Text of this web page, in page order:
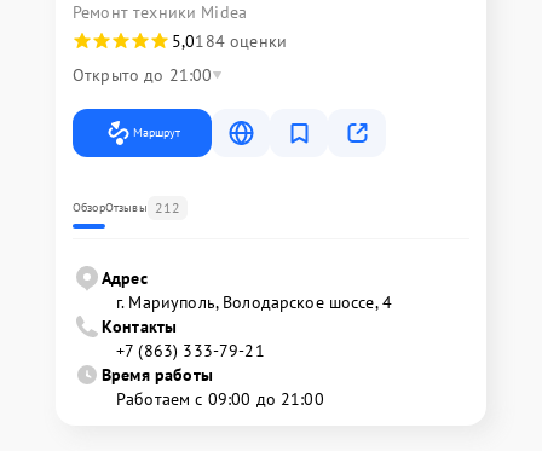
Ремонт техники Midea
5,0184 оценки
Открыто до 21:00
Маршрут
ОбзорОтзывы 212
Адрес
г. Мариуполь, Володарское шоссе, 4
Контакты
+7 (863) 333-79-21
Время работы
Работаем с 09:00 до 21:00